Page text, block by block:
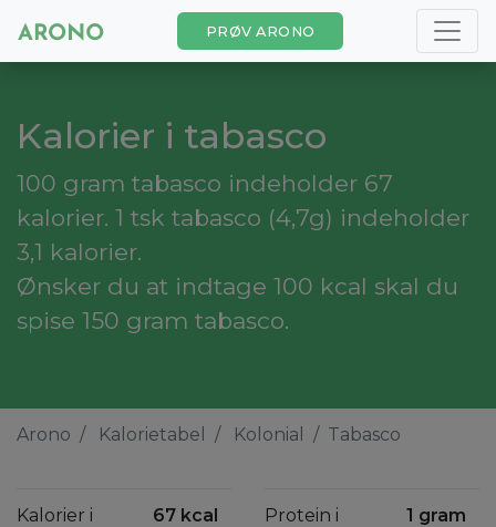
PRØV ARONO
Kalorier i tabasco
100 gram tabasco indeholder 67
kalorier. 1 tsk tabasco (4,7g) indeholder
3,1 kalorier.
Ønsker du at indtage 100 kcal skal du
spise 150 gram tabasco.
Arono Kalorietabel Kolonial Tabasco
Kalorier i
67 kcal
Protein i
1 gram